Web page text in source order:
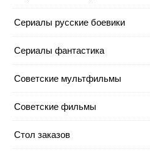
Сериалы русские боевики
Сериалы фантастика
Советские мультфильмы
Советские фильмы
Стол заказов